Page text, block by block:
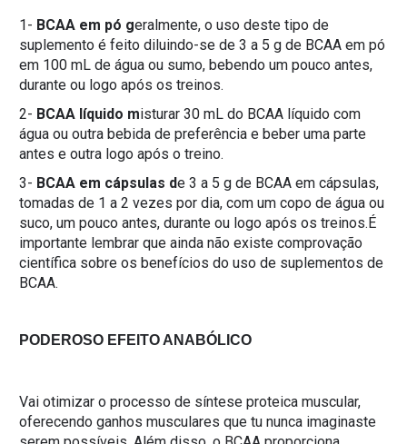
1- BCAA em pó geralmente, o uso deste tipo de
suplemento é feito diluindo-se de 3 a 5 g de BCAA em pó
em 100 mL de água ou sumo, bebendo um pouco antes,
durante ou logo após os treinos.
2- BCAA líquido misturar 30 mL do BCAA líquido com
água ou outra bebida de preferência e beber uma parte
antes e outra logo após o treino.
3- BCAA em cápsulas de 3 a 5 g de BCAA em cápsulas,
tomadas de 1 a 2 vezes por dia, com um copo de água ou
suco, um pouco antes, durante ou logo após os treinos.É
importante lembrar que ainda não existe comprovação
científica sobre os benefícios do uso de suplementos de
BCAA.
PODEROSO EFEITO ANABÓLICO
Vai otimizar o processo de síntese proteica muscular,
oferecendo ganhos musculares que tu nunca imaginaste